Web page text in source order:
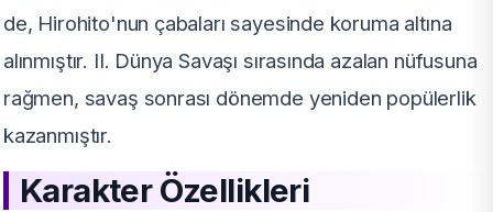
de, Hirohito'nun çabaları sayesinde koruma altına
alınmıştır. II. Dünya Savaşı sırasında azalan nüfusuna
rağmen, savaş sonrası dönemde yeniden popülerlik
kazanmıştır.
Karakter Özellikleri